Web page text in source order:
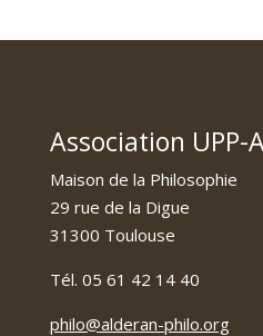
Association UPP-
Maison de la Philosophie
29 rue de la Digue
31300 Toulouse
Tél. 05 61 42 14 40
philo@alderan-philo.org